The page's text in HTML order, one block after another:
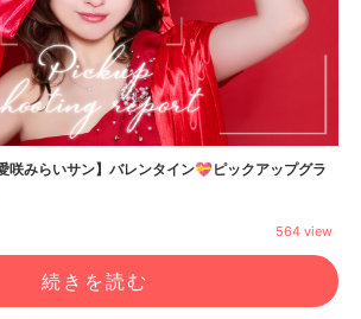
564 view
咲みらいサン】バレンタイン💝ピックアップグラ
続きを読む